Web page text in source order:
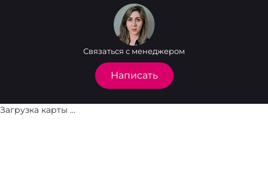
Связаться с менеджером
Написать
Загрузка карты ...